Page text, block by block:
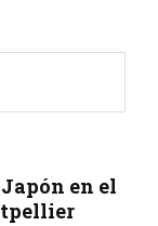
en el